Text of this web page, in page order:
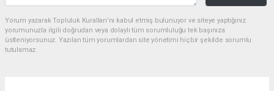
Yorum yazarak Topluluk Kuralları’nı kabul etmiş bulunuyor ve siteye yaptığınız
yorumunuzla ilgili doğrudan veya dolaylı tüm sorumluluğu tek başınıza
üstleniyorsunuz. Yazılan tüm yorumlardan site yönetimi hiçbir şekilde sorumlu
tutulamaz.